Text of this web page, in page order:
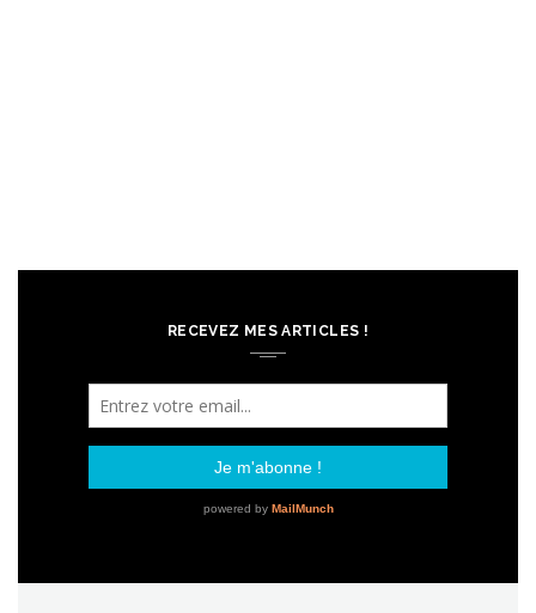
RECEVEZ MES ARTICLES !